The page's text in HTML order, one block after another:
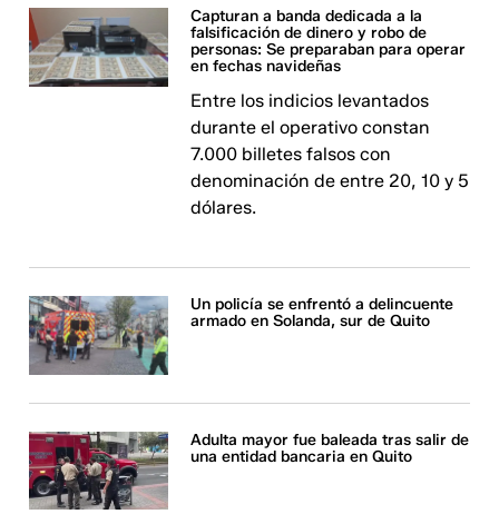
Capturan a banda dedicada a la
falsificación de dinero y robo de
personas: Se preparaban para operar
en fechas navideñas
Entre los indicios levantados
durante el operativo constan
7.000 billetes falsos con
denominación de entre 20, 10 y 5
dólares.
Un policía se enfrentó a delincuente
armado en Solanda, sur de Quito
Adulta mayor fue baleada tras salir de
una entidad bancaria en Quito